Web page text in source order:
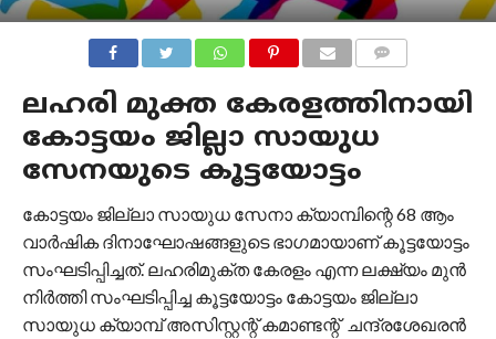
ലഹരി മുക്ത കേരളത്തിനായി
കോട്ടയം ജില്ലാ സായുധ
സേനയുടെ കൂട്ടയോട്ടം
കോട്ടയം ജില്ലാ സായുധ സേനാ ക്യാമ്പിന്റെ 68 ആം
വാർഷിക ദിനാഘോഷങ്ങളുടെ ഭാഗമായാണ് കൂട്ടയോട്ടം
സംഘടിപ്പിച്ചത്. ലഹരിമുക്ത കേരളം എന്ന ലക്ഷ്യം മുൻ
നിർത്തി സംഘടിപ്പിച്ച കൂട്ടയോട്ടം കോട്ടയം ജില്ലാ
സായുധ ക്യാമ്പ് അസിസ്റ്റന്റ് കമാണ്ടന്റ് ചന്ദ്രശേഖരൻ